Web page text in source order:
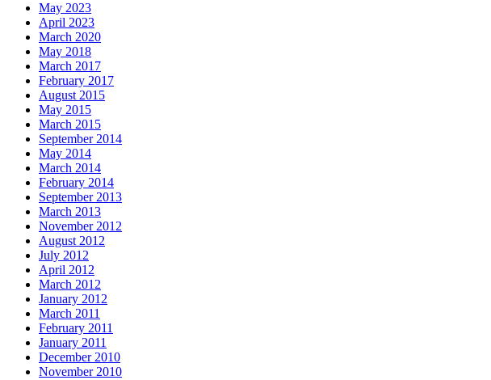
May 2023
April 2023
March 2020
May 2018
March 2017
February 2017
August 2015
May 2015
March 2015
September 2014
May 2014
March 2014
February 2014
September 2013
March 2013
November 2012
August 2012
July 2012
April 2012
March 2012
January 2012
March 2011
February 2011
January 2011
December 2010
November 2010